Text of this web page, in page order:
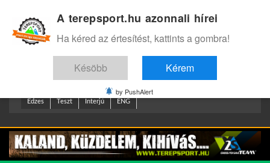
Edzes Teszt Interjú ENG
A terepsport.hu azonnali hírei
Ha kéred az értesítést, kattints a gombra!
Késöbb Kérem
by PushAlert